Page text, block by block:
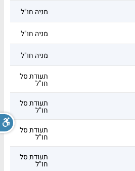
מניה חו"ל
מניה חו"ל
מניה חו"ל
תעודת סל
חו"ל
תעודת סל
חו"ל
תעודת סל
חו"ל
תעודת סל
חו"ל